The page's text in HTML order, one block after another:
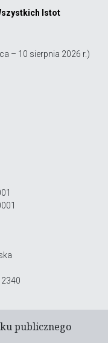
Istot
– 10 sierpnia 2026 r.)
publicznego